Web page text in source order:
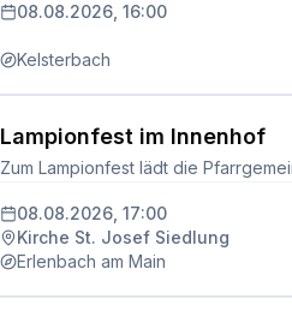
08.08.2026, 16:00
Kelsterbach
Lampionfest im Innenhof
08.08.2026, 17:00
Kirche St. Josef Siedlung
Erlenbach am Main